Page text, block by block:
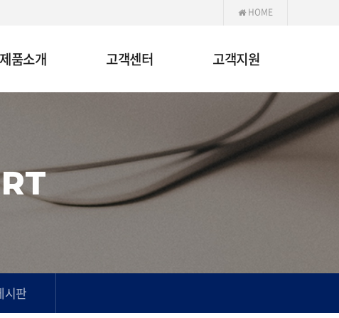
HOME
제품소개 고객센터 고객지원
시판